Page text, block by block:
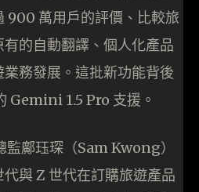
900 萬用戶的評價、比較旅
的自動翻譯、個人化產品
務發展。這批新功能背後
Gemini 1.5 Pro 支援。
鄺珏琛（Sam Kwong）
與 Z 世代在訂購旅遊產品